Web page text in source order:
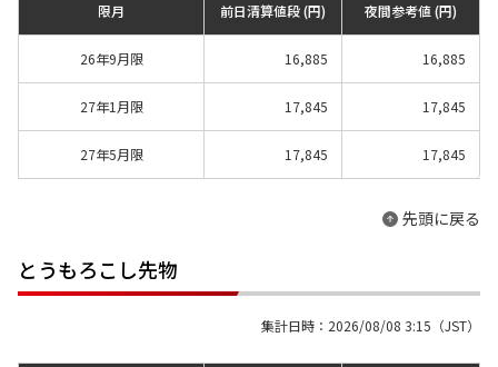
限月 前日清算値段 (円) 夜間参考値 (円)
26年9月限 16,885 16,885
27年1月限 17,845 17,845
27年5月限 17,845 17,845
先頭に戻る
とうもろこし先物
集計日時：2026/08/08 3:15（JST）